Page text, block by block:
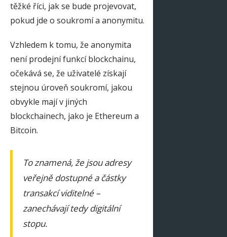
těžké říci, jak se bude projevovat,
pokud jde o soukromí a anonymitu.
Vzhledem k tomu, že anonymita
není prodejní funkcí blockchainu,
očekává se, že uživatelé získají
stejnou úroveň soukromí, jakou
obvykle mají v jiných
blockchainech, jako je Ethereum a
Bitcoin.
To znamená, že jsou adresy
veřejně dostupné a částky
transakcí viditelné –
zanechávají tedy digitální
stopu.